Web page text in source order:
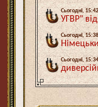
Сьогодні, 15:42
УГВР"
Сьогодні, 15:38
Сьогодні, 15:34